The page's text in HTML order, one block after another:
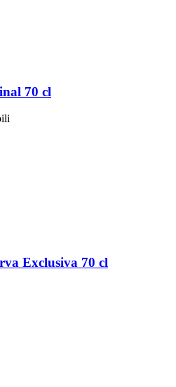
70 cl
Exclusiva 70 cl